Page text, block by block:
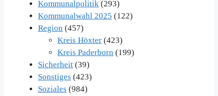
Kommunalpolitik (293)
Kommunalwahl 2025 (122)
Region (457)
Kreis Höxter (423)
Kreis Paderborn (199)
Sicherheit (39)
Sonstiges (423)
Soziales (984)